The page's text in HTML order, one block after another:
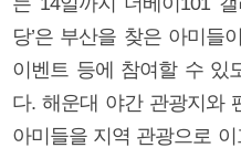
당’은 부산을 찾은 아미들
이벤트 등에 참여할 수 있
다. 해운대 야간 관광지와
아미들을 지역 관광으로